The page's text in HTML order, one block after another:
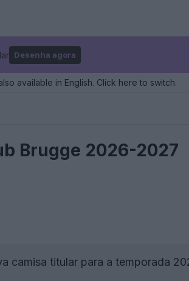
Desenha agora
available in English. Click here to switch.
Brugge 2026-2027
camisa titular para a temporada